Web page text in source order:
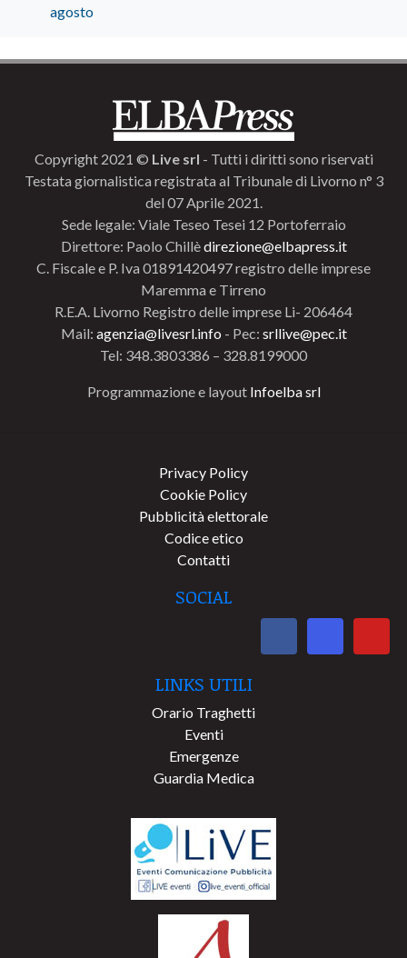
agosto
Copyright 2021 © Live srl - Tutti i diritti sono riservati
Testata giornalistica registrata al Tribunale di Livorno n° 3
del 07 Aprile 2021.
Sede legale: Viale Teseo Tesei 12 Portoferraio
Direttore: Paolo Chillèdirezione@elbapress.it
C. Fiscale e P. Iva 01891420497 registro delle imprese
Maremma e Tirreno
R.E.A. Livorno Registro delle imprese Li- 206464
Mail: agenzia@livesrl.info - Pec: srllive@pec.it
Tel: 348.3803386 – 328.8199000
Programmazione e layout Infoelba srl
Privacy Policy
Cookie Policy
Pubblicità elettorale
Codice etico
Contatti
SOCIAL
LINKS UTILI
Orario Traghetti
Eventi
Emergenze
Guardia Medica